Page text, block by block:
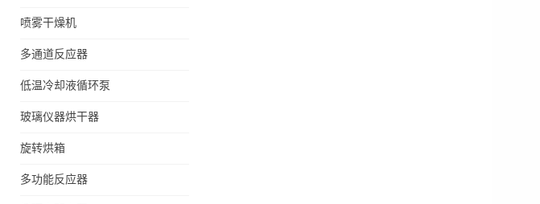
喷雾干燥机
多通道反应器
低温冷却液循环泵
玻璃仪器烘干器
旋转烘箱
多功能反应器